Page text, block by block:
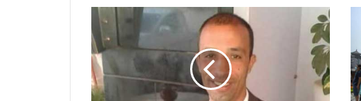
ك
و
ر
و
ن
ا